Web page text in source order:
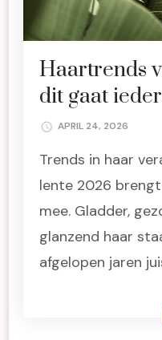
Haartrends
dit gaat
APRIL 24, 2026
Trends in haar
lente 2026
mee. Gladder,
glanzend haar
afgelopen jaren
Lees